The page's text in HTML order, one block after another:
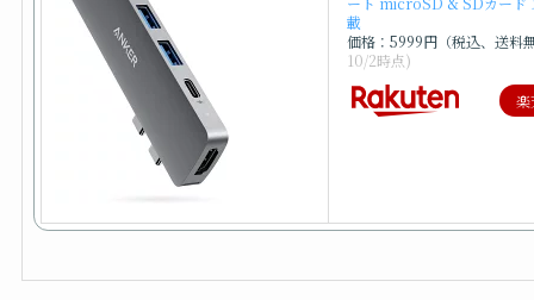
載
価格：5999円（税込、送料
10/2時点)
楽